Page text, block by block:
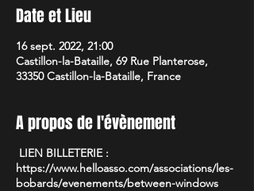
Date et Lieu
16 sept. 2022, 21:00
Castillon-la-Bataille, 69 Rue Planterose,
33350 Castillon-la-Bataille, France
A propos de l'évènement
LIEN BILLETERIE :
https://www.helloasso.com/associations/les-
bobards/evenements/between-windows